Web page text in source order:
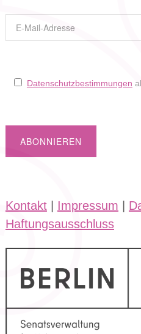
Datenschutzbestimmungen
Kontakt| Impressum
Haftungsausschluss